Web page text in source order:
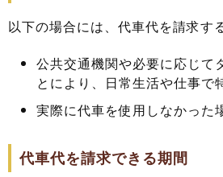
以下の場合には、代車代を請求す
公共交通機関や必要に応じて
とにより、日常生活や仕事で
実際に代車を使用しなかった
代車代を請求できる期間